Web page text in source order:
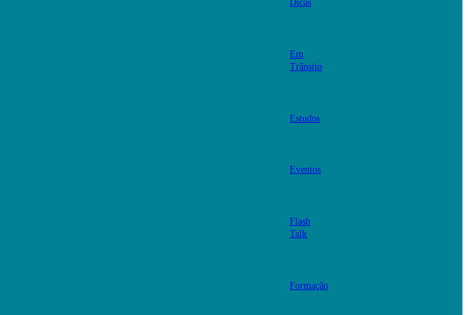
Dicas
Em
Trânsito
Estudos
Eventos
Flash
Talk
Formação